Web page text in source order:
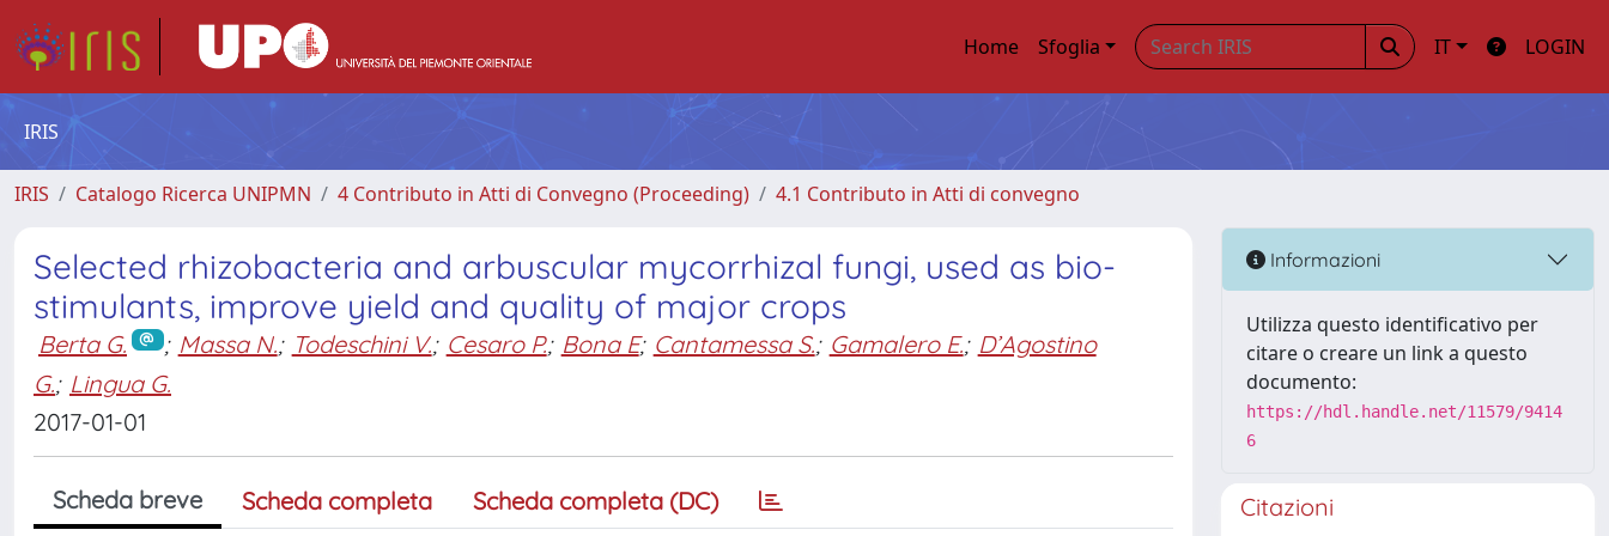
Home Sfoglia IT LOGIN
IRIS
IRIS Catalogo Ricerca UNIPMN 4 Contributo in Atti di Convegno (Proceeding) 4.1 Contributo in Atti di convegno
Selected rhizobacteria and arbuscular mycorrhizal fungi, used as bio-
stimulants, improve yield and quality of major crops
Berta G. ; Massa N.; Todeschini V.; Cesaro P.; Bona E; Cantamessa S.; Gamalero E.; D’Agostino
G.; Lingua G.
2017-01-01
Scheda breve Scheda completa Scheda completa (DC)
Informazioni
Utilizza questo identificativo per
citare o creare un link a questo
documento:
https://hdl.handle.net/11579/9414
6
Citazioni